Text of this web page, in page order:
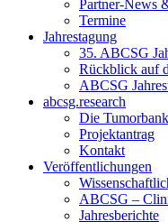
Partner-News
Termine
Jahrestagung
35. ABCSG
Rückblick auf
ABCSG
abcsg.research
Die
Projektantrag
Kontakt
Veröffentlichungen
ABCSG –
Jahresberichte